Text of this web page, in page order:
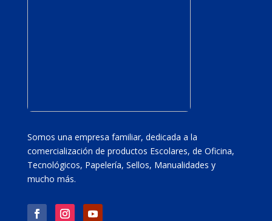
Somos una empresa familiar, dedicada a la
comercialización de productos Escolares, de Oficina,
Tecnológicos, Papelería, Sellos, Manualidades y
mucho más.